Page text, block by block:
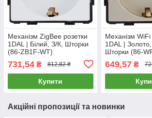
Механізм ZigBee розетки
1DAL | Білий, З/К, Шторки
(86-ZB1F-WT)
731,54 ₴ 812,82 ₴
Купити
Механізм WiFi
1DAL |
Шторки (86-
649,57₴
Акційні пропозиції та новинки